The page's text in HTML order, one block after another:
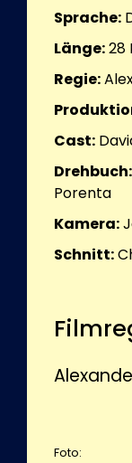
Sprache:
Länge:28
Regie:
Cast:
Drehbuch:
Porenta
Kamera:
Schnitt:
Foto: